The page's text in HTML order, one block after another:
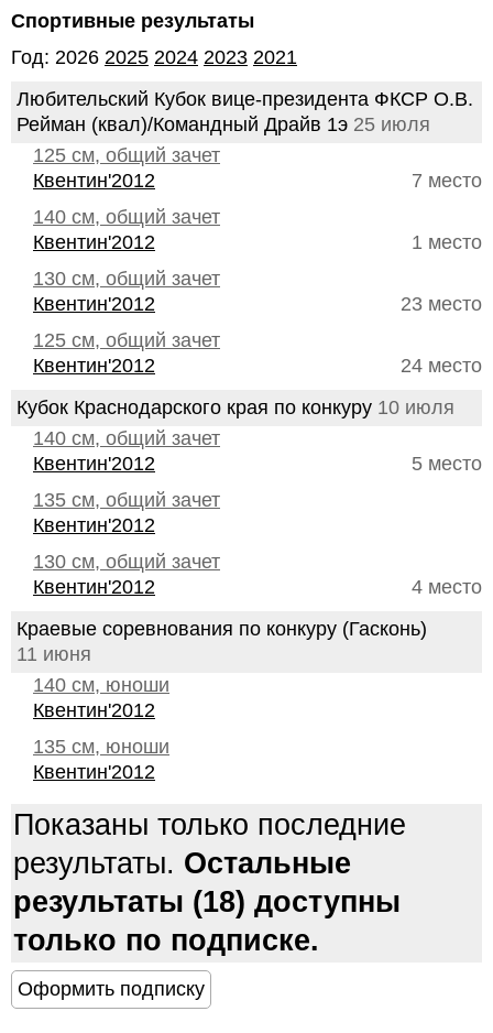
Спортивные результаты
Год: 2026 2025 2024 2023 2021
Любительский Кубок вице-президента ФКСР О.В.
Рейман (квал)/Командный Драйв 1э 25 июля
125 см, общий зачет
7 место
Квентин'2012
140 см, общий зачет
1 место
Квентин'2012
130 см, общий зачет
23 место
Квентин'2012
125 см, общий зачет
24 место
Квентин'2012
Кубок Краснодарского края по конкуру 10 июля
140 см, общий зачет
5 место
Квентин'2012
135 см, общий зачет
Квентин'2012
130 см, общий зачет
4 место
Квентин'2012
Краевые соревнования по конкуру (Гасконь)
11 июня
140 см, юноши
Квентин'2012
135 см, юноши
Квентин'2012
Показаны только последние
результаты. Остальные
результаты (18) доступны
только по подписке.